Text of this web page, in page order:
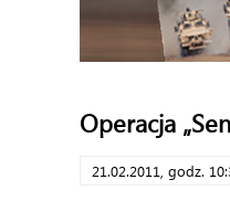
Operacja
21.02.2011, godz.